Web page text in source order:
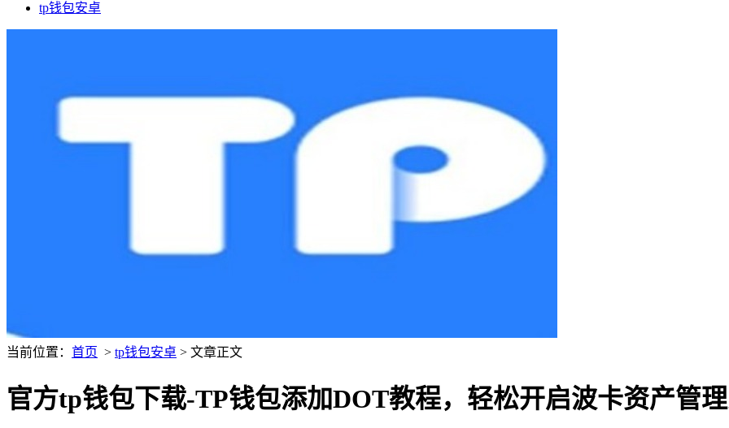
tp钱包安卓
当前位置： 首页 > tp钱包安卓 > 文章正文
官方tp钱包下载-TP钱包添加DOT教程，轻松开启波卡资产管